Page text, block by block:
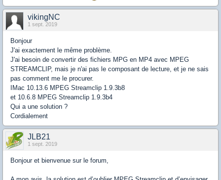
vikingNC
1 sept. 2019
Bonjour
J'ai exactement le même problème.
J'ai besoin de convertir des fichiers MPG en MP4 avec MPEG
STREAMCLIP, mais je n'ai pas le composant de lecture, et je ne sais
pas comment me le procurer.
IMac 10.13.6 MPEG Streamclip 1.9.3b8
et 10.6.8 MPEG Streamclip 1.9.3b4
Qui a une solution ?
Cordialement
JLB21
1 sept. 2019
Bonjour et bienvenue sur le forum,